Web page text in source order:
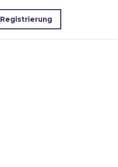
Registrierung